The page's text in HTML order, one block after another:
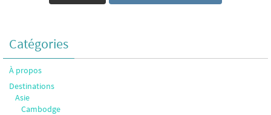
Catégories
À propos
Destinations
Asie
Cambodge